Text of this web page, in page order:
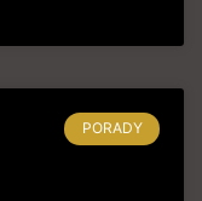
PORADY